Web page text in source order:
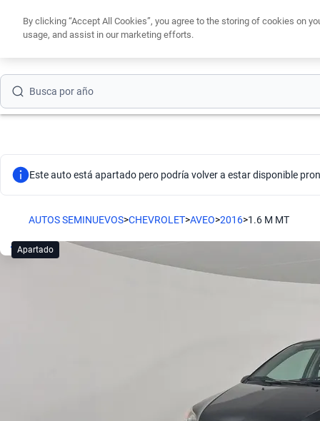
Busca por marca
Busca por versión
Busca por marca
Busca por modelo
Este auto está apartado pero podría volver a estar disponible
AUTOS SEMINUEVOS>CHEVROLET>AVEO>2016>1.6 M MT
Apartado
By clicking “Accept All Cookies”, you agree to the storing of cookies on
usage, and assist in our marketing efforts.